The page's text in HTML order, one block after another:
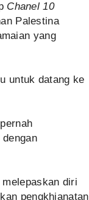
Chanel 10
Palestina
yang
untuk datang ke
diri
pengkhianatan